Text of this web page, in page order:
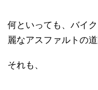
何といっても、バイ
麗なアスファルトの
それも、